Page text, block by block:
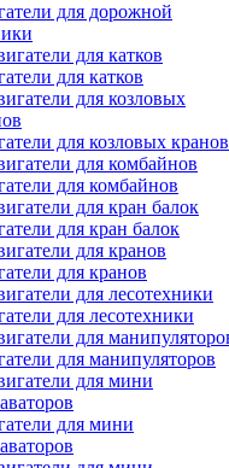
для дорожной
для катков
для козловых кранов
для комбайнов
для кран балок
для кранов
для лесотехники
для манипуляторов
для мини